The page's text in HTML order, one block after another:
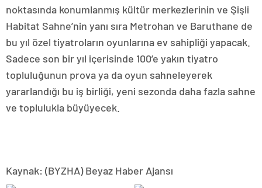
noktasında konumlanmış kültür merkezlerinin ve Şişli
Habitat Sahne’nin yanı sıra Metrohan ve Baruthane de
bu yıl özel tiyatroların oyunlarına ev sahipliği yapacak.
Sadece son bir yıl içerisinde 100’e yakın tiyatro
topluluğunun prova ya da oyun sahneleyerek
yararlandığı bu iş birliği, yeni sezonda daha fazla sahne
ve toplulukla büyüyecek.
Kaynak: (BYZHA) Beyaz Haber Ajansı